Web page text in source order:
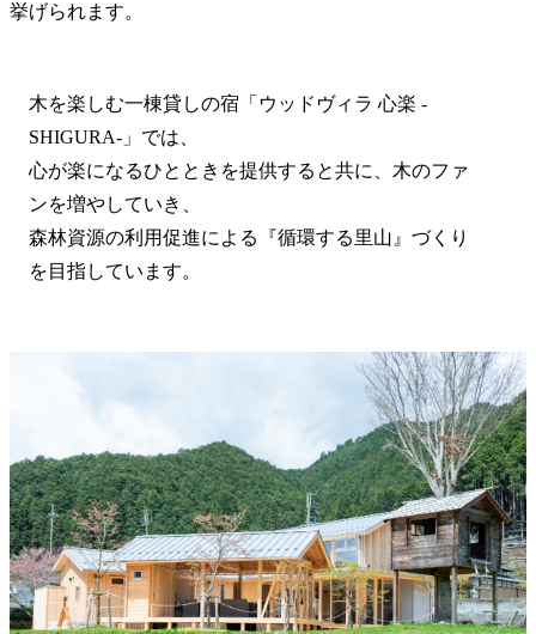
挙げられます。
木を楽しむ一棟貸しの宿「ウッドヴィラ 心楽 -
SHIGURA-」では、
心が楽になるひとときを提供すると共に、木のファ
ンを増やしていき、
森林資源の利用促進による『循環する里山』づくり
を目指しています。